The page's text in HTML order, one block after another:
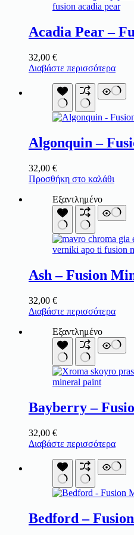
Acadia Pear –
32,00 €
Διαβάστε περισσότερα
Algonquin –
32,00 €
Προσθήκη στο καλάθι
Εξαντλημένο
Ash – Fusion
32,00 €
Διαβάστε περισσότερα
Εξαντλημένο
Bayberry –
32,00 €
Διαβάστε περισσότερα
Bedford –